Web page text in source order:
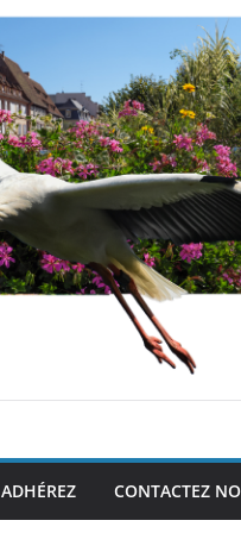
ADHÉREZ CONTACTEZ